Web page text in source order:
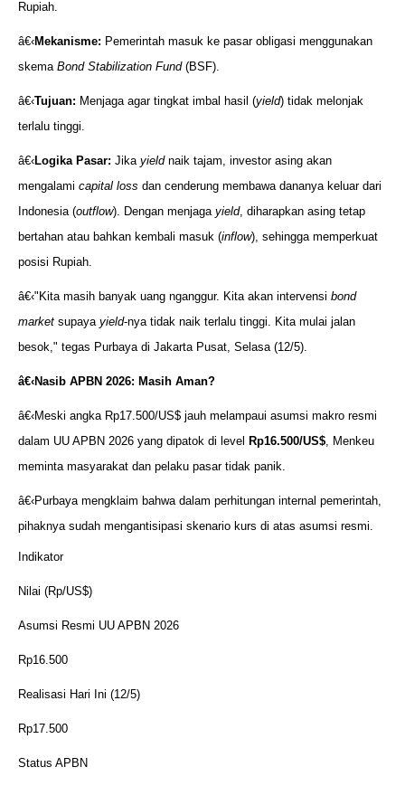
Rupiah.
â€‹Mekanisme: Pemerintah masuk ke pasar obligasi menggunakan
skema Bond Stabilization Fund(BSF).
â€‹Tujuan: Menjaga agar tingkat imbal hasil (yield) tidak melonjak
terlalu tinggi.
â€‹Logika Pasar: Jika yieldnaik tajam, investor asing akan
mengalami capital loss dan cenderung membawa dananya keluar dari
Indonesia (outflow). Dengan menjaga yield, diharapkan asing tetap
bertahan atau bahkan kembali masuk (inflow), sehingga memperkuat
posisi Rupiah.
â€‹"Kita masih banyak uang nganggur. Kita akan intervensi bond
market supaya yield-nya tidak naik terlalu tinggi. Kita mulai jalan
besok," tegas Purbaya di Jakarta Pusat, Selasa (12/5).
â€‹Nasib APBN 2026: Masih Aman?
â€‹Meski angka Rp17.500/US$ jauh melampaui asumsi makro resmi
dalam UU APBN 2026 yang dipatok di level Rp16.500/US$, Menkeu
meminta masyarakat dan pelaku pasar tidak panik.
â€‹Purbaya mengklaim bahwa dalam perhitungan internal pemerintah,
pihaknya sudah mengantisipasi skenario kurs di atas asumsi resmi.
Indikator
Nilai (Rp/US$)
Asumsi Resmi UU APBN 2026
Rp16.500
Realisasi Hari Ini (12/5)
Rp17.500
Status APBN